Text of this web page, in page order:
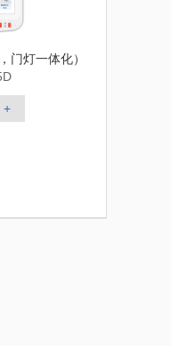
门灯一体化）
+